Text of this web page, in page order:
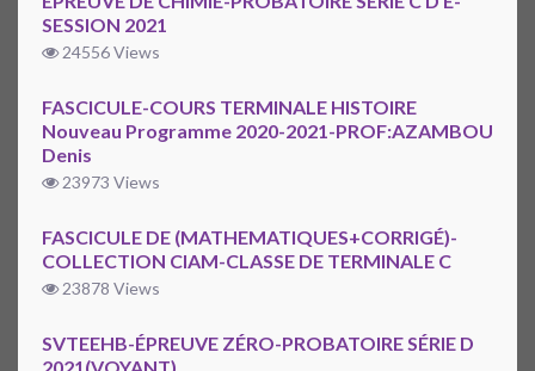
SESSION 2021
24556 Views
FASCICULE-COURS TERMINALE HISTOIRE
Nouveau Programme 2020-2021-PROF:AZAMBOU
Denis
23973 Views
FASCICULE DE (MATHEMATIQUES+CORRIGÉ)-
COLLECTION CIAM-CLASSE DE TERMINALE C
23878 Views
SVTEEHB-ÉPREUVE ZÉRO-PROBATOIRE SÉRIE D